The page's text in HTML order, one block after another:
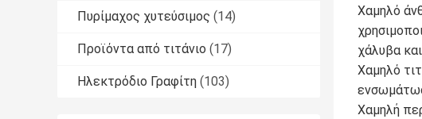
Πυρίμαχος χυτεύσιμος (14)
Προϊόντα από τιτάνιο (17)
Ηλεκτρόδιο Γραφίτη (103)
Χαμηλό
χάλυβα
Χαμηλό
Χαμηλή